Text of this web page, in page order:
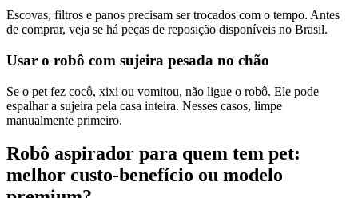
Escovas, filtros e panos precisam ser trocados com o tempo. Antes
de comprar, veja se há peças de reposição disponíveis no Brasil.
Usar o robô com sujeira pesada no chão
Se o pet fez cocô, xixi ou vomitou, não ligue o robô. Ele pode
espalhar a sujeira pela casa inteira. Nesses casos, limpe
manualmente primeiro.
Robô aspirador para quem tem pet:
melhor custo-benefício ou modelo